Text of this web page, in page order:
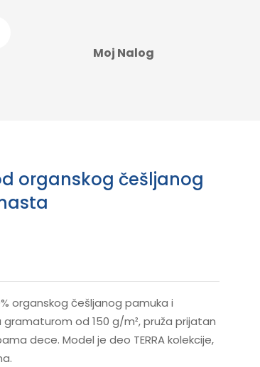
Moj Nalog
organskog češljanog
organskog češljanog pamuka i
od 150 g/m², pruža prijatan
dece. Model je deo TERRA kolekcije,